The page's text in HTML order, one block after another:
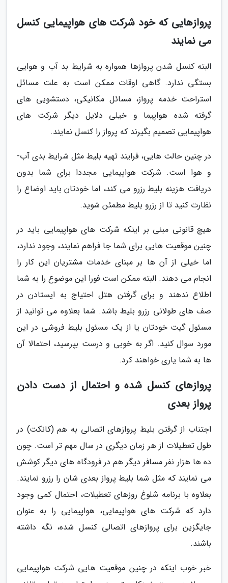
پروازهایی که خود شرکت های هواپیمایی کنسل
می نمایند
البته کنسل شدن پروازها همواره به شرایط بد آب و ­هوایی
بستگی ندارد. گاهی اوقات ممکن است به ­علت مسائل
استراحت خدمه پرواز، مسائل مکانیکی، دستشویی­ های
گرفته شده هواپیما و خیلی دلایل دیگر شرکت­ های
هواپیمایی تصمیم بگیرند که پرواز را کنسل نمایند.
در چنین حالت هایی، فرایند تهیه بلیط مثل شرایط بدی آب­
و ­هوا است. شرکت هواپیمایی مجددا برای شما بدون
دریافت هزینه بلیط رزرو می­ کند، اما خودتان باید اوضاع را
نظارت کنید تا از رزرو بلیط مطمئن شوید.
هیچ قانونی مبنی بر اینکه شرکت­ های هواپیمایی باید در
چنین موقعیت ­هایی برای شما جا فراهم نمایند، وجود ندارد،
اما خیلی از آن ها بر مبنای خدمات مشتریان این کار را
انجام می­ دهند. البته ممکن است فورا این موضوع را به شما
اطلاع ندهند و برای گرفتن هتل احتیاج به ایستادن در
صف­ های طولانی رزرو بلیط باشد. شما بعلاوه می ­توانید از
مسئول گیت خودتان یا از یک مسئول بلیط فروشی در این
مورد سوال کنید. اگر به خوبی و درست بپرسید، احتمالا آن
ها به شما یاری خواهند کرد.
پروازهای کنسل شده و احتمال از دست دادن
پرواز بعدی
اجتناب از گرفتن بلیط پروازهای اتصالی به هم (کانکت) در
طول تعطیلات از هر زمان دیگری در سال مهم­ تر است. چون
ده­ ها هزار نفر مسافر دیگر هم در فرودگاه های دیگر کوشش
می­ نمایند که مثل شما بلیط پرواز بعدی شان را رزرو نمایند.
بعلاوه با برنامه شلوغ روزهای تعطیلات، احتمال کمی وجود
دارد که شرکت­ های هواپیمایی، هواپیمایی را به عنوان
جایگزین برای پروازهای اتصالی کنسل شده، نگه داشته
باشند.
خبر خوب اینکه در چنین موقعیت­ هایی شرکت هواپیمایی